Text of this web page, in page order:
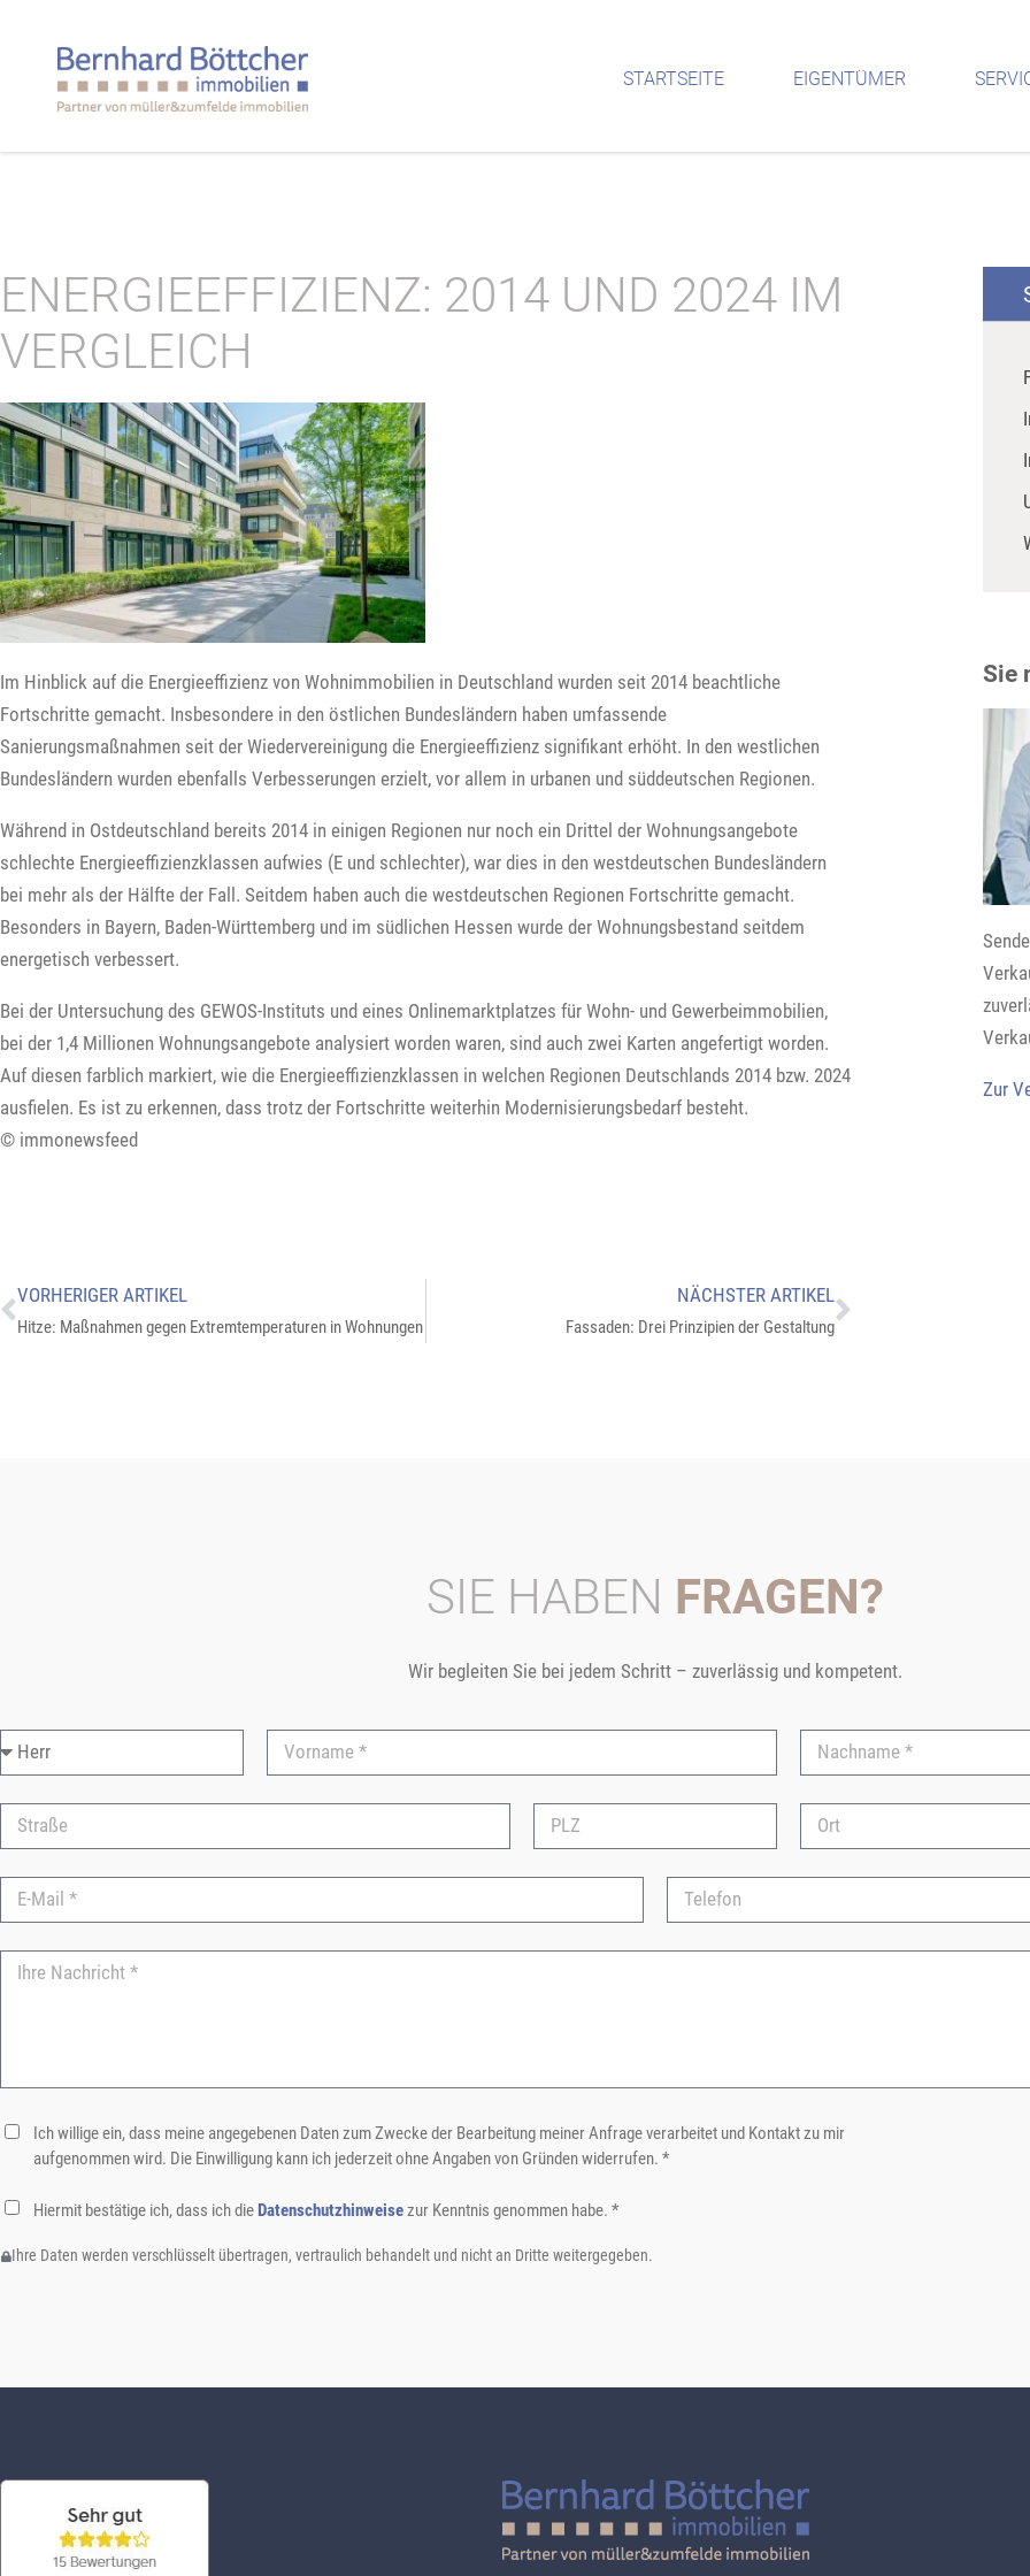
STARTSEITE EIGENTÜMER
ENERGIEEFFIZIENZ: 2014 UND 2024 IM
VERGLEICH
Im Hinblick auf die Energieeffizienz von Wohnimmobilien in Deutschland wurden seit 2014 beachtliche
Fortschritte gemacht. Insbesondere in den östlichen Bundesländern haben umfassende
Sanierungsmaßnahmen seit der Wiedervereinigung die Energieeffizienz signifikant erhöht. In den westlichen
Bundesländern wurden ebenfalls Verbesserungen erzielt, vor allem in urbanen und süddeutschen Regionen.
Während in Ostdeutschland bereits 2014 in einigen Regionen nur noch ein Drittel der Wohnungsangebote
schlechte Energieeffizienzklassen aufwies (E und schlechter), war dies in den westdeutschen Bundesländern
bei mehr als der Hälfte der Fall. Seitdem haben auch die westdeutschen Regionen Fortschritte gemacht.
Besonders in Bayern, Baden-Württemberg und im südlichen Hessen wurde der Wohnungsbestand seitdem
energetisch verbessert.
Bei der Untersuchung des GEWOS-Instituts und eines Onlinemarktplatzes für Wohn- und Gewerbeimmobilien,
bei der 1,4 Millionen Wohnungsangebote analysiert worden waren, sind auch zwei Karten angefertigt worden.
Auf diesen farblich markiert, wie die Energieeffizienzklassen in welchen Regionen Deutschlands 2014 bzw. 2024
ausfielen. Es ist zu erkennen, dass trotz der Fortschritte weiterhin Modernisierungsbedarf besteht.
© immonewsfeed
VORHERIGER ARTIKEL
Hitze: Maßnahmen gegen Extremtemperaturen in Wohnungen
NÄCHSTER ARTIKEL
Fassaden: Drei Prinzipien der Gestaltung
Sie
Zur
SIE HABEN FRAGEN?
Wir begleiten Sie bei jedem Schritt – zuverlässig und kompetent.
Ich willige ein, dass meine angegebenen Daten zum Zwecke der Bearbeitung meiner Anfrage verarbeitet und Kontakt zu mir
aufgenommen wird. Die Einwilligung kann ich jederzeit ohne Angaben von Gründen widerrufen. *
Hiermit bestätige ich, dass ich dieDatenschutzhinweisezur Kenntnis genommen habe. *
Ihre Daten werden verschlüsselt übertragen, vertraulich behandelt und nicht an Dritte weitergegeben.